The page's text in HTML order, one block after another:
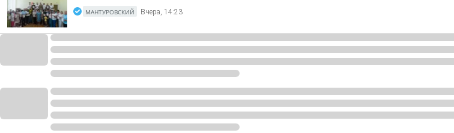
МАНТУРОВСКИЙ Вчера, 14:23